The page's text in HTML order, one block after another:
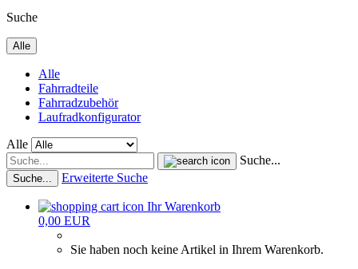
Suche
Alle
Alle
Fahrradteile
Fahrradzubehör
Laufradkonfigurator
Alle
Suche...
Suche... Erweiterte Suche
Ihr Warenkorb
0,00 EUR
Sie haben noch keine Artikel in Ihrem Warenkorb.